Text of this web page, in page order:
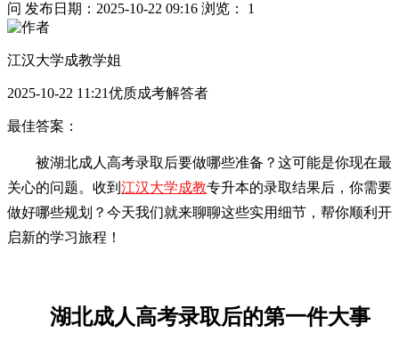
问 发布日期：2025-10-22 09:16 浏览： 1
江汉大学成教学姐
2025-10-22 11:21优质成考解答者
最佳答案：
被湖北成人高考录取后要做哪些准备？这可能是你现在最
关心的问题。收到 江汉大学成教专升本的录取结果后，你需要
做好哪些规划？今天我们就来聊聊这些实用细节，帮你顺利开
启新的学习旅程！
湖北成人高考录取后的第一件大事